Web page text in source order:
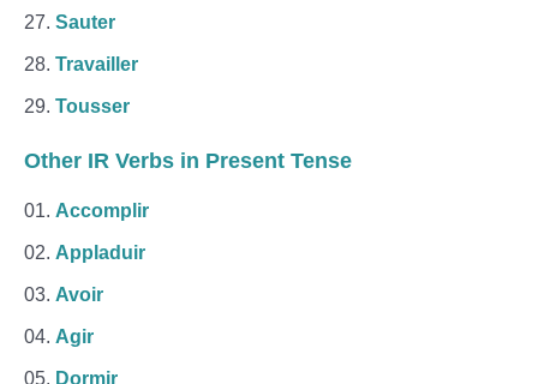
Sauter
Travailler
Tousser
Other IR Verbs in Present Tense
Accomplir
Appladuir
Avoir
Agir
Dormir